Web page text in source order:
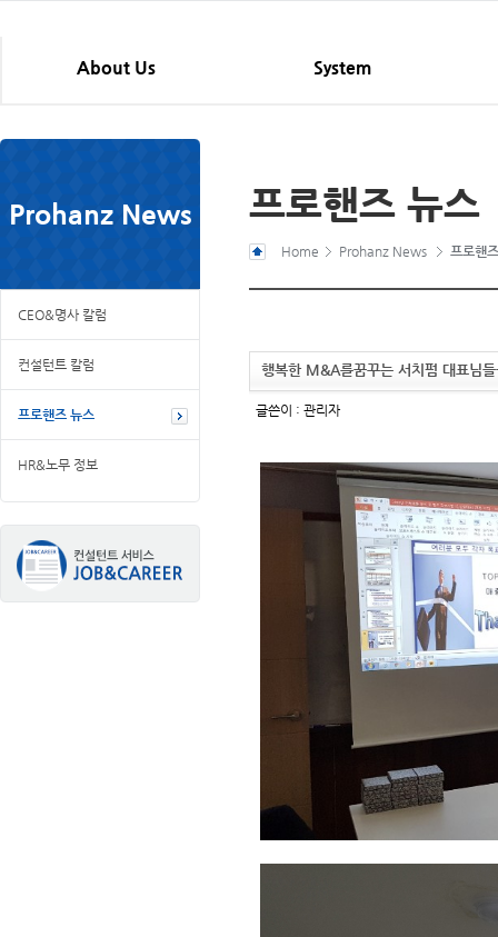
About Us System
Prohanz News
CEO&명사 칼럼
컨설턴트 칼럼
프로핸즈 뉴스
HR&노무 정보
프로핸즈 뉴스
Home Prohanz News 프로핸
행복한 M&A를꿈꾸는 서치펌 대표님
글쓴이 : 관리자